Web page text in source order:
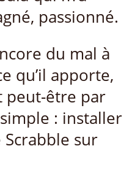
passionné.
du mal à
qu’il apporte,
peut-être par
: installer
sur